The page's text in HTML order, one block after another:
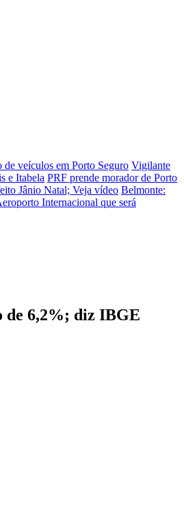
veículos em Porto Seguro Vigilante
e Itabela PRF prende morador de Porto
Jânio Natal; Veja vídeo Belmonte:
Internacional que será
de 6,2%; diz IBGE